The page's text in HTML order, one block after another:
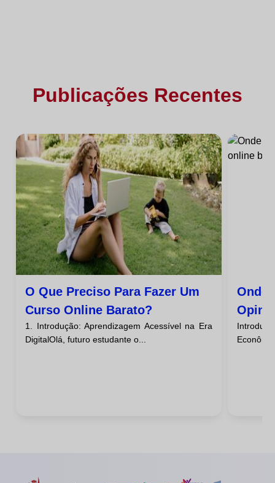
Publicações Recentes
O Que Preciso Para Fazer Um
Curso Online Barato?
1. Introdução: Aprendizagem Acessível na Era
DigitalOlá, futuro estudante o...
Onde